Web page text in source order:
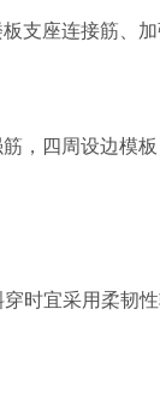
支座连接筋、加
，四周设边模
时宜采用柔韧